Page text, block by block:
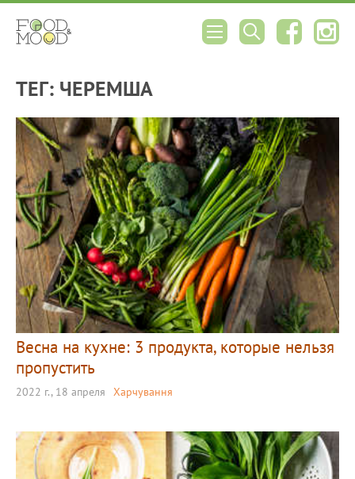
ТЕГ: ЧЕРЕМША
Весна на кухне: 3 продукта, которые нельзя
пропустить
2022 г., 18 апреля Харчування